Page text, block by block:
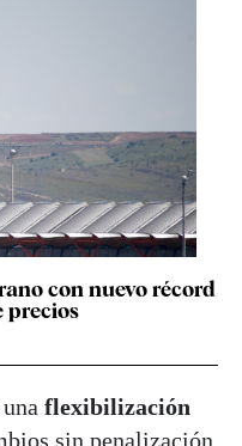
con nuevo récord
precios
flexibilización
sin penalización